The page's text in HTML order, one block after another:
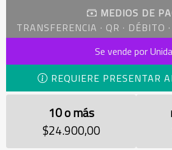
MEDIOS DE
TRANSFERENCIA · QR · DÉBITO
Se vende por
REQUIERE PRESENTAR
10 o más
$24.900,00